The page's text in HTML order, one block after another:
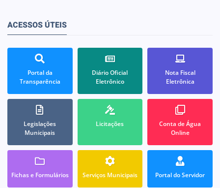
ACESSOS ÚTEIS
Portal da
Transparência
Diário Oficial
Eletrônico
Nota Fiscal
Eletrônica
Legislações
Municipais
Licitações
Conta de Água
Online
Fichas e Formulários Serviços Municipais Portal do Servidor